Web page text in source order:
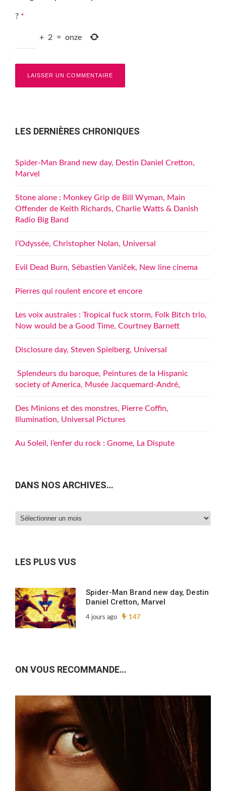
? *
+ 2 = onze
LES DERNIÈRES CHRONIQUES
Spider-Man Brand new day, Destin Daniel Cretton,
Marvel
Stone alone : Monkey Grip de Bill Wyman, Main
Offender de Keith Richards, Charlie Watts & Danish
Radio Big Band
l’Odyssée, Christopher Nolan, Universal
Evil Dead Burn, Sébastien Vaniček, New line cinema
Pierres qui roulent encore et encore
Les voix australes : Tropical fuck storm, Folk Bitch trio,
Now would be a Good Time, Courtney Barnett
Disclosure day, Steven Spielberg, Universal
Splendeurs du baroque, Peintures de la Hispanic
society of America, Musée Jacquemard-André,
Des Minions et des monstres, Pierre Coffin,
Illumination, Universal Pictures
Au Soleil, l’enfer du rock : Gnome, La Dispute
DANS NOS ARCHIVES…
Dans
LES PLUS VUS
Spider-Man Brand new day, Destin
Daniel Cretton, Marvel
4 jours ago 147
ON VOUS RECOMMANDE…